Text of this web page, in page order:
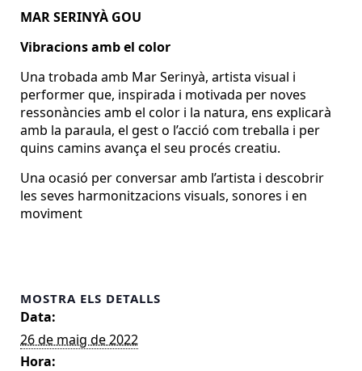
MAR SERINYÀ GOU
Vibracions amb el color
Una trobada amb Mar Serinyà, artista visual i
performer que, inspirada i motivada per noves
ressonàncies amb el color i la natura, ens explicarà
amb la paraula, el gest o l’acció com treballa i per
quins camins avança el seu procés creatiu.
Una ocasió per conversar amb l’artista i descobrir
les seves harmonitzacions visuals, sonores i en
moviment
MOSTRA ELS DETALLS
Data:
26 de maig de 2022
Hora: